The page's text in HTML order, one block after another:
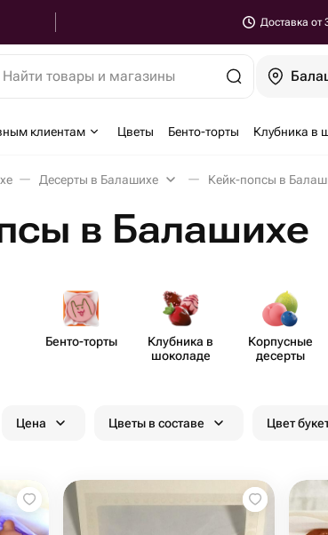
Доставка от
Найти товары и магазины
клиентам Цветы Бенто-торты Клубника в
Десерты в Балашихе Кейк-попсы в
в Балашихе
Бенто​-торты
Клубника в
шоколаде
Корпусные
десерты
Цена Цветы в составе Цвет